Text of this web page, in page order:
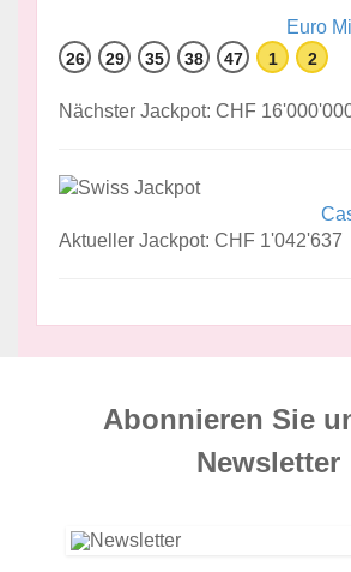
Euro
26 29 35 38 47 1 2
Nächster Jackpot: CHF
Aktueller Jackpot: CHF 1'042'637
Abonnieren Sie
News­letter